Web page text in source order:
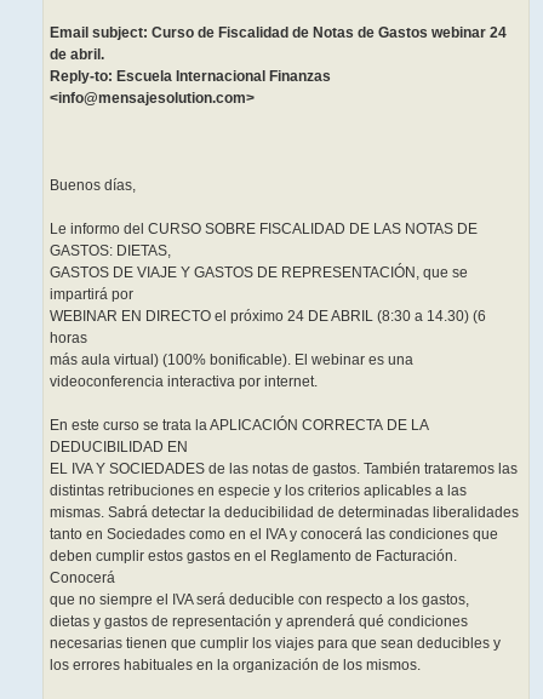
Email subject: Curso de Fiscalidad de Notas de Gastos webinar 24
de abril.
Reply-to: Escuela Internacional Finanzas
<info@mensajesolution.com>
Buenos días,
Le informo del CURSO SOBRE FISCALIDAD DE LAS NOTAS DE
GASTOS: DIETAS,
GASTOS DE VIAJE Y GASTOS DE REPRESENTACIÓN, que se
impartirá por
WEBINAR EN DIRECTO el próximo 24 DE ABRIL (8:30 a 14.30) (6
horas
más aula virtual) (100% bonificable). El webinar es una
videoconferencia interactiva por internet.
En este curso se trata la APLICACIÓN CORRECTA DE LA
DEDUCIBILIDAD EN
EL IVA Y SOCIEDADES de las notas de gastos. También trataremos las
distintas retribuciones en especie y los criterios aplicables a las
mismas. Sabrá detectar la deducibilidad de determinadas liberalidades
tanto en Sociedades como en el IVA y conocerá las condiciones que
deben cumplir estos gastos en el Reglamento de Facturación.
Conocerá
que no siempre el IVA será deducible con respecto a los gastos,
dietas y gastos de representación y aprenderá qué condiciones
necesarias tienen que cumplir los viajes para que sean deducibles y
los errores habituales en la organización de los mismos.